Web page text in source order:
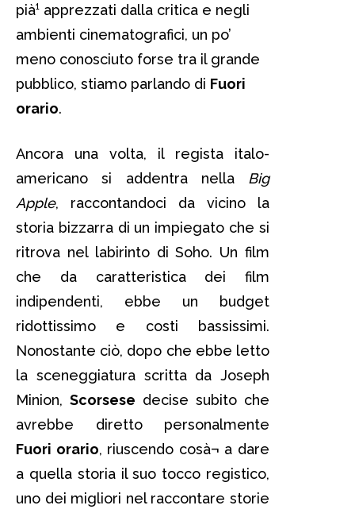
pià¹ apprezzati dalla critica e negli
ambienti cinematografici, un po’
meno conosciuto forse tra il grande
pubblico, stiamo parlando di Fuori
orario.
Ancora una volta, il regista italo-
americano si addentra nella Big
Apple, raccontandoci da vicino la
storia bizzarra di un impiegato che si
ritrova nel labirinto di Soho. Un film
che da caratteristica dei film
indipendenti, ebbe un budget
ridottissimo e costi bassissimi.
Nonostante ciò, dopo che ebbe letto
la sceneggiatura scritta da Joseph
Minion,Scorsese decise subito che
avrebbe diretto personalmente
Fuori orario, riuscendo cosà¬ a dare
a quella storia il suo tocco registico,
uno dei migliori nel raccontare storie